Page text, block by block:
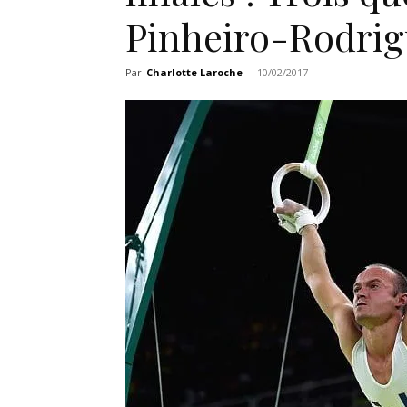
Pinheiro-
Par Charlotte Laroche - 10/02/2017